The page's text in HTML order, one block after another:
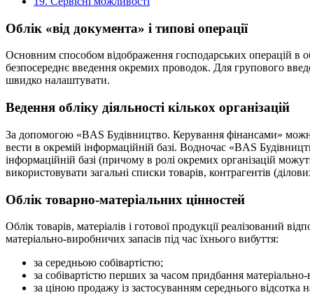
Облік «від документа» і типові операції
Основним способом відображення господарських операцій в
безпосереднє введення окремих проводок. Для групового
швидко налаштувати.
Ведення обліку діяльності кількох організацій
За допомогою «BAS Будівництво. Керування фінансами» можна
вести в окремій інформаційній базі. Водночас «BAS
інформаційній базі (причому в ролі окремих організацій
використовувати загальні списки товарів, контрагентів
Облік товарно-матеріальних цінностей
Облік товарів, матеріалів і готової продукції реалізований
матеріально-виробничих запасів під час їхнього вибуття:
за середньою собівартістю;
за собівартістю перших за часом придбання
за ціною продажу із застосуванням середнього відсотка